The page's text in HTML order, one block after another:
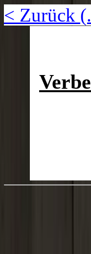
< Zurück